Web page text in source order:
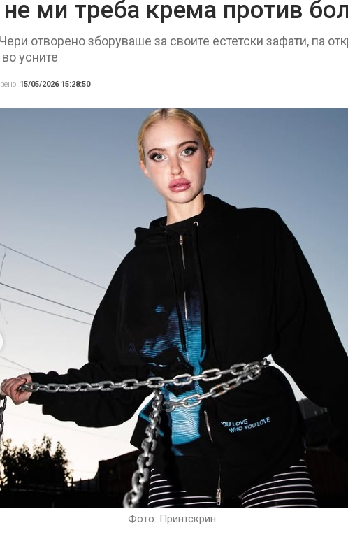
ми треба крема против
отворено зборуваше за своите естетски зафати, па
усните
15/05/2026 15:28:50
Фото: Принтскрин